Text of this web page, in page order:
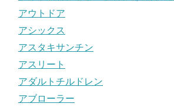
アウトドア
アシックス
アスタキサンチン
アスリート
アダルトチルドレン
アブローラー